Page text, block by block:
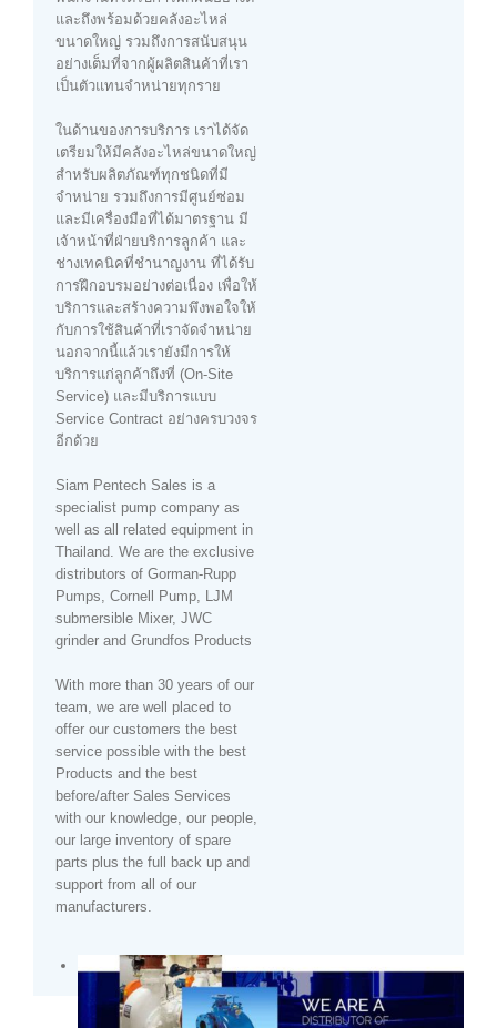
และถึงพร้อมด้วยคลังอะไหล่
ขนาดใหญ่ รวมถึงการสนับสนุน
อย่างเต็มที่จากผู้ผลิตสินค้าที่เรา
เป็นตัวแทนจำหน่ายทุกราย
ในด้านของการบริการ เราได้จัด
เตรียมให้มีคลังอะไหล่ขนาดใหญ่
สำหรับผลิตภัณฑ์ทุกชนิดที่มี
จำหน่าย รวมถึงการมีศูนย์ซ่อม
และมีเครื่องมือที่ได้มาตรฐาน มี
เจ้าหน้าที่ฝ่ายบริการลูกค้า และ
ช่างเทคนิคที่ชำนาญงาน ที่ได้รับ
การฝึกอบรมอย่างต่อเนื่อง เพื่อให้
บริการและสร้างความพึงพอใจให้
กับการใช้สินค้าที่เราจัดจำหน่าย
นอกจากนี้แล้วเรายังมีการให้
บริการแก่ลูกค้าถึงที่ (On-Site
Service) และมีบริการแบบ
Service Contract อย่างครบวงจร
อีกด้วย
Siam Pentech Sales is a
specialist pump company as
well as all related equipment in
Thailand. We are the exclusive
distributors of Gorman-Rupp
Pumps, Cornell Pump, LJM
submersible Mixer, JWC
grinder and Grundfos Products
With more than 30 years of our
team, we are well placed to
offer our customers the best
service possible with the best
Products and the best
before/after Sales Services
with our knowledge, our people,
our large inventory of spare
parts plus the full back up and
support from all of our
manufacturers.